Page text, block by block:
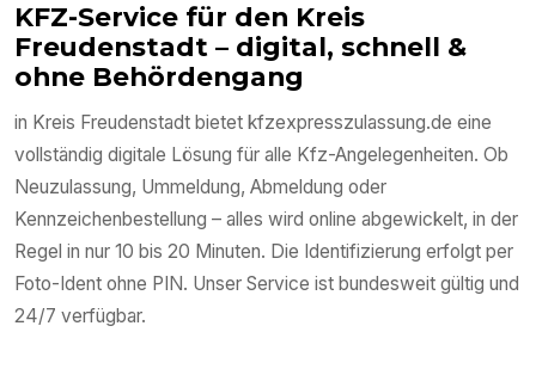
KFZ-Service für den Kreis
Freudenstadt – digital, schnell &
ohne Behördengang
in Kreis Freudenstadt bietet kfzexpresszulassung.de eine
vollständig digitale Lösung für alle Kfz-Angelegenheiten. Ob
Neuzulassung, Ummeldung, Abmeldung oder
Kennzeichenbestellung – alles wird online abgewickelt, in der
Regel in nur 10 bis 20 Minuten. Die Identifizierung erfolgt per
Foto-Ident ohne PIN. Unser Service ist bundesweit gültig und
24/7 verfügbar.